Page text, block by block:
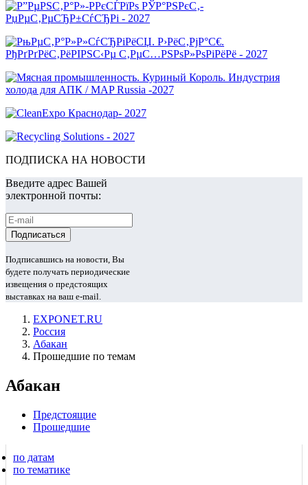
ПОДПИСКА НА НОВОСТИ
Введите адрес Вашей
электронной почты:
Подписавшись на новости, Вы
будете получать периодические
извещения о предстоящих
выставках на ваш e-mail.
EXPONET.RU
Россия
Абакан
Прошедшие по темам
Абакан
Предстоящие
Прошедшие
по датам
по тематике